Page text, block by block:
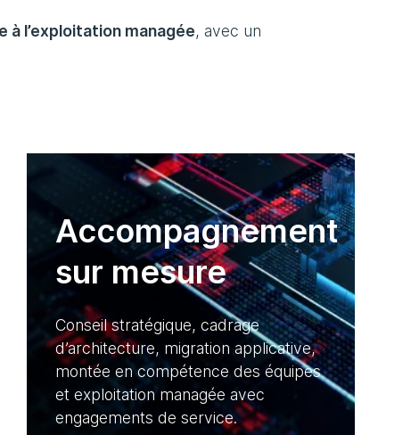
à l’exploitation managée, avec un
Accompagnement
sur mesure
Conseil stratégique, cadrage
d’architecture, migration applicative,
montée en compétence des équipes
et exploitation managée avec
engagements de service.